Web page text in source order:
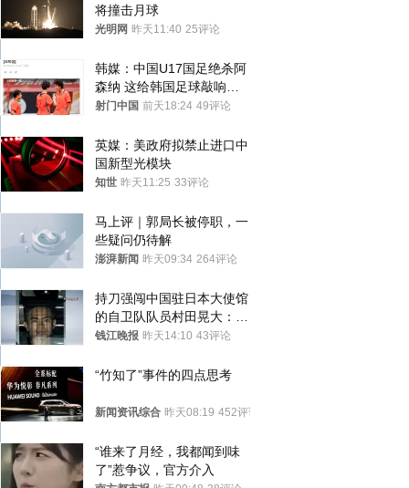
将撞击月球
光明网 昨天11:40 25评论
韩媒：中国U17国足绝杀阿
森纳 这给韩国足球敲响了
警钟
射门中国 前天18:24 49评论
英媒：美政府拟禁止进口中
国新型光模块
知世 昨天11:25 33评论
马上评｜郭局长被停职，一
些疑问仍待解
澎湃新闻 昨天09:34 264评论
持刀强闯中国驻日本大使馆
的自卫队队员村田晃大：对
自己的行为深感后悔；曾申
钱江晚报 昨天14:10 43评论
“竹知了”事件的四点思考
新闻资讯综合 昨天08:19 452评论
“谁来了月经，我都闻到味
了”惹争议，官方介入